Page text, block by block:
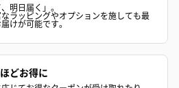
明日届く」。
ラッピングやオプションを施しても最
けが可能です。
どお得に